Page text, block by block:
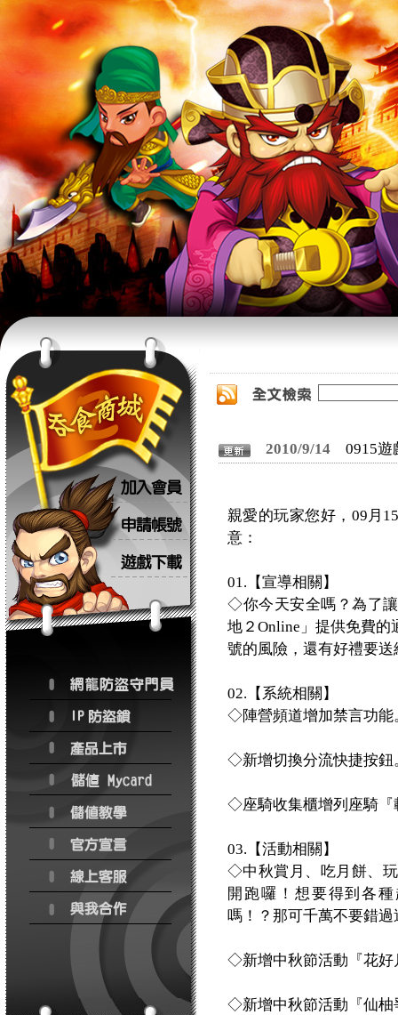
2010/9/14 0915遊
親愛的玩家您好，09月
意：
01.【宣導相關】
◇你今天安全嗎？為了
地２Online」提供免費
號的風險，還有好禮要送
02.【系統相關】
◇陣營頻道增加禁言功能
◇新增切換分流快捷按鈕
◇座騎收集櫃增列座騎『
03.【活動相關】
◇中秋賞月、吃月餅、
開跑囉！想要得到各
嗎！？那可千萬不要錯
◇新增中秋節活動『花好
◇新增中秋節活動『仙柚